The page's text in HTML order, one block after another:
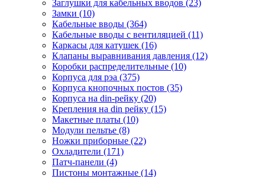
Заглушки для кабельных вводов (23)
Замки (10)
Кабельные вводы (364)
Кабельные вводы с вентиляцией (11)
Каркасы для катушек (16)
Клапаны выравнивания давления (12)
Коробки распределительные (10)
Корпуса для рэа (375)
Корпуса кнопочных постов (35)
Корпуса на din-рейку (20)
Крепления на din рейку (15)
Макетные платы (10)
Модули пельтье (8)
Ножки приборные (22)
Охладители (171)
Патч-панели (4)
Пистоны монтажные (14)